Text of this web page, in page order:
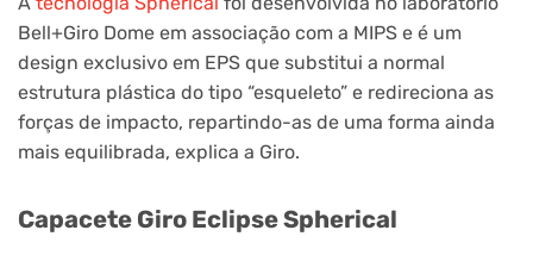
Bell+Giro Dome em associação com a MIPS e é um
design exclusivo em EPS que substitui a normal
estrutura plástica do tipo “esqueleto” e redireciona as
forças de impacto, repartindo-as de uma forma ainda
mais equilibrada, explica a Giro.
Capacete Giro Eclipse Spherical